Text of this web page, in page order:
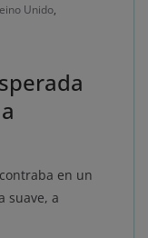
Unido,
en un
suave, a